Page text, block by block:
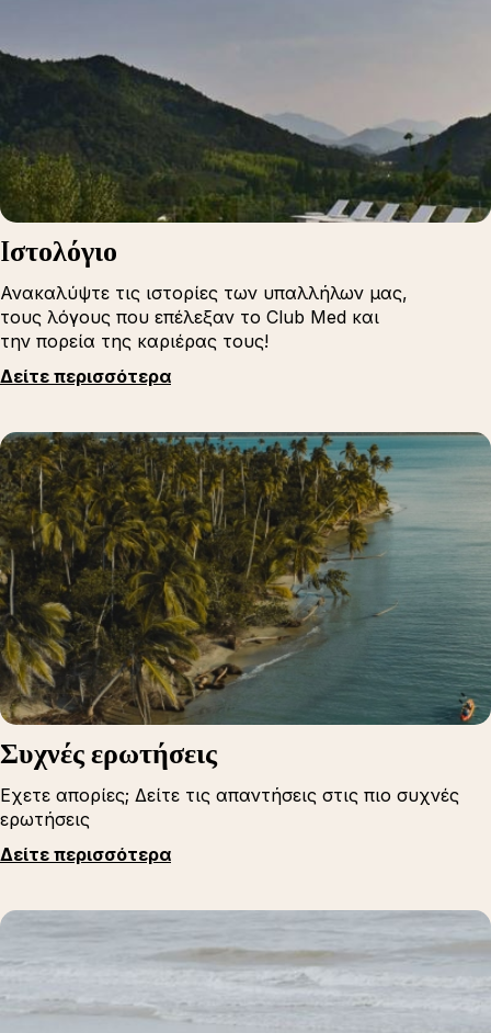
Iστολόγιο
Ανακαλύψτε τις ιστορίες των υπαλλήλων μας,
τους λόγους που επέλεξαν το Club Med και
την πορεία της καριέρας τους!
Δείτε περισσότερα
Συχνές ερωτήσεις
Εχετε απορίες; Δείτε τις απαντήσεις στις πιο συχνές
ερωτήσεις
Δείτε περισσότερα